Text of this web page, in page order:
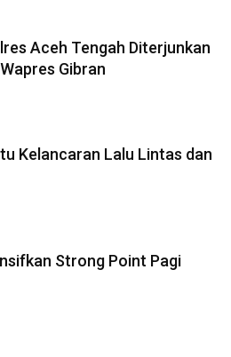
Aceh Tengah Diterjunkan
Gibran
Kelancaran Lalu Lintas dan
Strong Point Pagi